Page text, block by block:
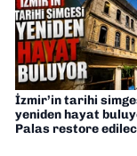
İzmir’in tarihi
yeniden hayat
Palas restore